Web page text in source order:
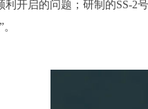
开启的问题；研制的SS-2